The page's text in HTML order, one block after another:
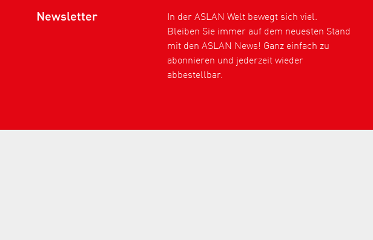
Newsletter
In der ASLAN Welt bewegt sich viel.
Bleiben Sie immer auf dem neuesten Stand
mit den ASLAN News! Ganz einfach zu
abonnieren und jederzeit wieder
abbestellbar.